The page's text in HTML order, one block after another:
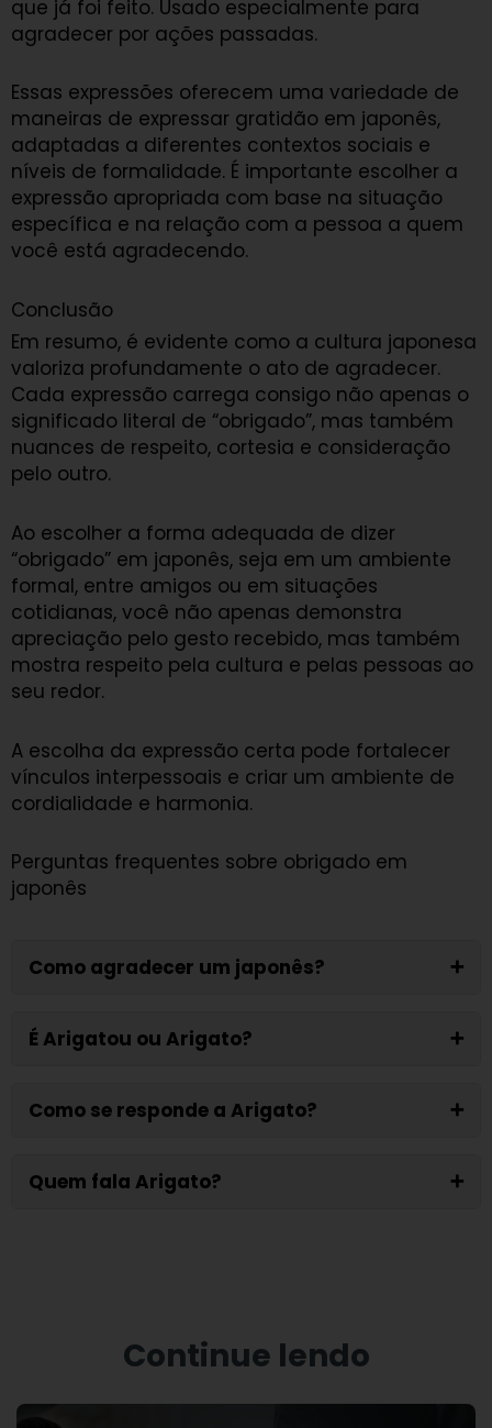
que já foi feito. Usado especialmente para
agradecer por ações passadas.
Essas expressões oferecem uma variedade de
maneiras de expressar gratidão em japonês,
adaptadas a diferentes contextos sociais e
níveis de formalidade. É importante escolher a
expressão apropriada com base na situação
específica e na relação com a pessoa a quem
você está agradecendo.
Conclusão
Em resumo, é evidente como a cultura japonesa
valoriza profundamente o ato de agradecer.
Cada expressão carrega consigo não apenas o
significado literal de “obrigado”, mas também
nuances de respeito, cortesia e consideração
pelo outro.
Ao escolher a forma adequada de dizer
“obrigado” em japonês, seja em um ambiente
formal, entre amigos ou em situações
cotidianas, você não apenas demonstra
apreciação pelo gesto recebido, mas também
mostra respeito pela cultura e pelas pessoas ao
seu redor.
A escolha da expressão certa pode fortalecer
vínculos interpessoais e criar um ambiente de
cordialidade e harmonia.
Perguntas frequentes sobre obrigado em
japonês
Como agradecer um japonês? ➕
É Arigatou ou Arigato? ➕
Como se responde a Arigato? ➕
Quem fala Arigato? ➕
Continue lendo